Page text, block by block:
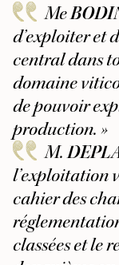
Me
d’exploiter et
central dans
domaine
de pouvoir
production. »
M.
l’exploitation
cahier des
classées et le